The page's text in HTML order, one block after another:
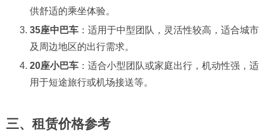
供舒适的乘坐体验。​
35座中巴车 ：​适用于中型团队，灵活性较高，适合城市
及周边地区的出行需求。​
20座小巴车 ：​适合小型团队或家庭出行，机动性强，适
用于短途旅行或机场接送等。​
三、租赁价格参考